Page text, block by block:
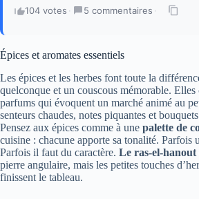
104 votes · 5 commentaires ·
Épices et aromates essentiels
Les épices et les herbes font toute la
quelconque et un couscous mémorable. Elles
parfums qui évoquent un marché animé au
senteurs chaudes, notes piquantes et
Pensez aux épices comme à une palette de
cuisine : chacune apporte sa tonalité. Parfois
Parfois il faut du caractère. Le ras-el-hanout
pierre angulaire, mais les petites touches
finissent le tableau.